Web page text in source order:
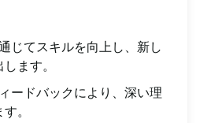
じてスキルを向上し、新し
ます。
ードバックにより、深い理
。